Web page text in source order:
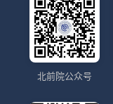
北前院公众号